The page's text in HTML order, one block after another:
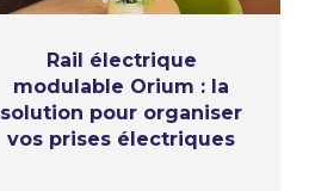
Rail électrique
modulable Orium : la
solution pour organiser
vos prises électriques